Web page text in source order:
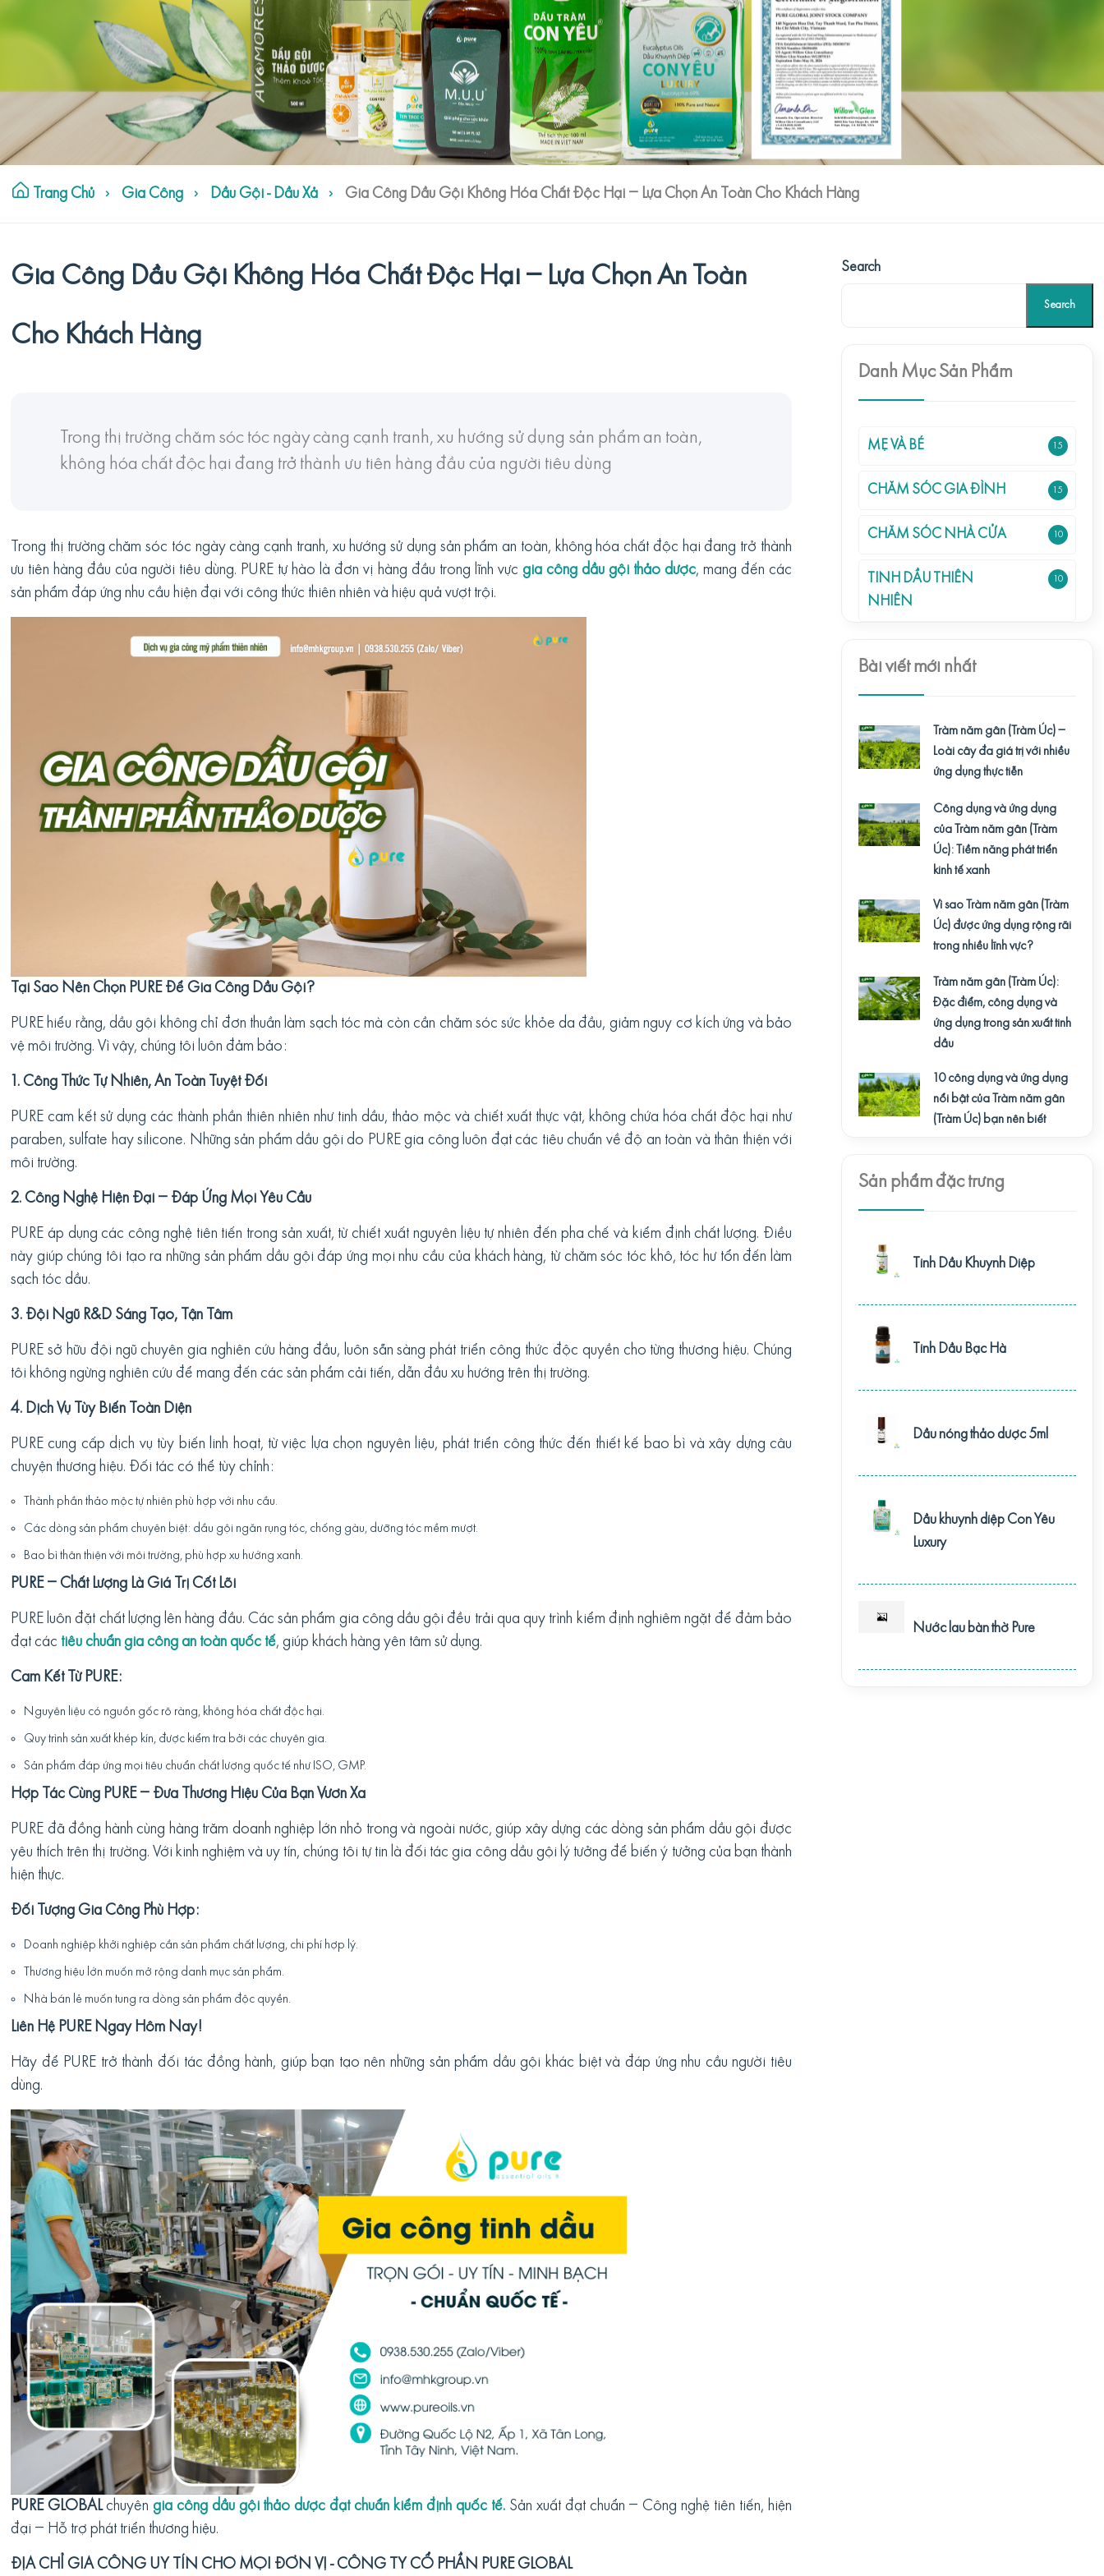
Trang Chủ Gia Công Dầu Gội - Dầu Xả Gia Công Dầu Gội Không Hóa Chất Độc Hại – Lựa Chọn An Toàn Cho Khách Hàng
Gia Công Dầu Gội Không Hóa Chất Độc Hại – Lựa Chọn An Toàn
Cho Khách Hàng
Trong thị trường chăm sóc tóc ngày càng cạnh tranh, xu hướng sử dụng sản phẩm an toàn,
không hóa chất độc hại đang trở thành ưu tiên hàng đầu của người tiêu dùng
Trong thị trường chăm sóc tóc ngày càng cạnh tranh, xu hướng sử dụng sản phẩm an toàn, không hóa chất độc hại đang trở thành
ưu tiên hàng đầu của người tiêu dùng. PURE tự hào là đơn vị hàng đầu trong lĩnh vực gia công dầu gội thảo dược, mang đến các
sản phẩm đáp ứng nhu cầu hiện đại với công thức thiên nhiên và hiệu quả vượt trội.
Tại Sao Nên Chọn PURE Để Gia Công Dầu Gội?
PURE hiểu rằng, dầu gội không chỉ đơn thuần làm sạch tóc mà còn cần chăm sóc sức khỏe da đầu, giảm nguy cơ kích ứng và bảo
vệ môi trường. Vì vậy, chúng tôi luôn đảm bảo:
1. Công Thức Tự Nhiên, An Toàn Tuyệt Đối
PURE cam kết sử dụng các thành phần thiên nhiên như tinh dầu, thảo mộc và chiết xuất thực vật, không chứa hóa chất độc hại như
paraben, sulfate hay silicone. Những sản phẩm dầu gội do PURE gia công luôn đạt các tiêu chuẩn về độ an toàn và thân thiện với
môi trường.
2. Công Nghệ Hiện Đại – Đáp Ứng Mọi Yêu Cầu
PURE áp dụng các công nghệ tiên tiến trong sản xuất, từ chiết xuất nguyên liệu tự nhiên đến pha chế và kiểm định chất lượng. Điều
này giúp chúng tôi tạo ra những sản phẩm dầu gội đáp ứng mọi nhu cầu của khách hàng, từ chăm sóc tóc khô, tóc hư tổn đến làm
sạch tóc dầu.
3. Đội Ngũ R&D Sáng Tạo, Tận Tâm
PURE sở hữu đội ngũ chuyên gia nghiên cứu hàng đầu, luôn sẵn sàng phát triển công thức độc quyền cho từng thương hiệu. Chúng
tôi không ngừng nghiên cứu để mang đến các sản phẩm cải tiến, dẫn đầu xu hướng trên thị trường.
4. Dịch Vụ Tùy Biến Toàn Diện
PURE cung cấp dịch vụ tùy biến linh hoạt, từ việc lựa chọn nguyên liệu, phát triển công thức đến thiết kế bao bì và xây dựng câu
chuyện thương hiệu. Đối tác có thể tùy chỉnh:
Thành phần thảo mộc tự nhiên phù hợp với nhu cầu.
Các dòng sản phẩm chuyên biệt: dầu gội ngăn rụng tóc, chống gàu, dưỡng tóc mềm mượt.
Bao bì thân thiện với môi trường, phù hợp xu hướng xanh.
PURE – Chất Lượng Là Giá Trị Cốt Lõi
PURE luôn đặt chất lượng lên hàng đầu. Các sản phẩm gia công dầu gội đều trải qua quy trình kiểm định nghiêm ngặt để đảm bảo
đạt các tiêu chuẩn gia công an toàn quốc tế, giúp khách hàng yên tâm sử dụng.
Cam Kết Từ PURE:
Nguyên liệu có nguồn gốc rõ ràng, không hóa chất độc hại.
Quy trình sản xuất khép kín, được kiểm tra bởi các chuyên gia.
Sản phẩm đáp ứng mọi tiêu chuẩn chất lượng quốc tế như ISO, GMP.
Hợp Tác Cùng PURE – Đưa Thương Hiệu Của Bạn Vươn Xa
PURE đã đồng hành cùng hàng trăm doanh nghiệp lớn nhỏ trong và ngoài nước, giúp xây dựng các dòng sản phẩm dầu gội được
yêu thích trên thị trường. Với kinh nghiệm và uy tín, chúng tôi tự tin là đối tác gia công dầu gội lý tưởng để biến ý tưởng của bạn thành
hiện thực.
Đối Tượng Gia Công Phù Hợp:
Doanh nghiệp khởi nghiệp cần sản phẩm chất lượng, chi phí hợp lý.
Thương hiệu lớn muốn mở rộng danh mục sản phẩm.
Nhà bán lẻ muốn tung ra dòng sản phẩm độc quyền.
Liên Hệ PURE Ngay Hôm Nay!
Hãy để PURE trở thành đối tác đồng hành, giúp bạn tạo nên những sản phẩm dầu gội khác biệt và đáp ứng nhu cầu người tiêu
dùng.
PURE GLOBALchuyên gia công dầu gội thảo dược đạt chuẩn kiểm định quốc tế.Sản xuất đạt chuẩn – Công nghệ tiên tiến, hiện
đại – Hỗ trợ phát triển thương hiệu.
ĐỊA CHỈ GIA CÔNG UY TÍN CHO MỌI ĐƠN VỊ - CÔNG TY CỔ PHẦN PURE GLOBAL
Search
Search
Danh Mục Sản Phẩm
MẸ VÀ BÉ 15
CHĂM SÓC GIA ĐÌNH 15
CHĂM SÓC NHÀ CỬA 10
TINH DẦU THIÊN
NHIÊN
10
Bài viết mới nhất
Tràm năm gân (Tràm Úc) –
Loài cây đa giá trị với nhiều
ứng dụng thực tiễn
Công dụng và ứng dụng
của Tràm năm gân (Tràm
Úc): Tiềm năng phát triển
kinh tế xanh
Vì sao Tràm năm gân (Tràm
Úc) được ứng dụng rộng rãi
trong nhiều lĩnh vực?
Tràm năm gân (Tràm Úc):
Đặc điểm, công dụng và
ứng dụng trong sản xuất tinh
dầu
10 công dụng và ứng dụng
nổi bật của Tràm năm gân
(Tràm Úc) bạn nên biết
Sản phẩm đặc trưng
Tinh Dầu Khuynh Diệp
Tinh Dầu Bạc Hà
Dầu nóng thảo dược 5ml
Dầu khuynh diệp Con Yêu
Luxury
Nước lau bàn thờ Pure